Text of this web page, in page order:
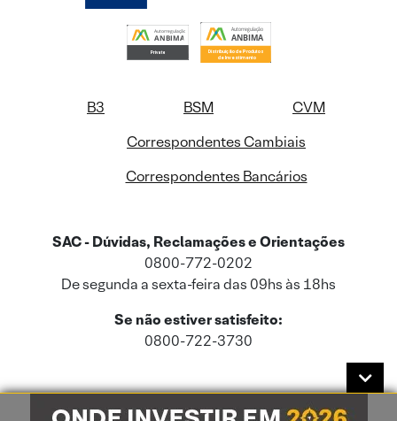
B3 BSM
CVM
Correspondentes Cambiais
Correspondentes Bancários
SAC - Dúvidas, Reclamações e Orientações
0800-772-0202
De segunda a sexta-feira das 09hs às 18hs
Se não estiver satisfeito:
0800-722-3730
Este site usa cookies e dados pessoais de acordo com a nossaPolítica de